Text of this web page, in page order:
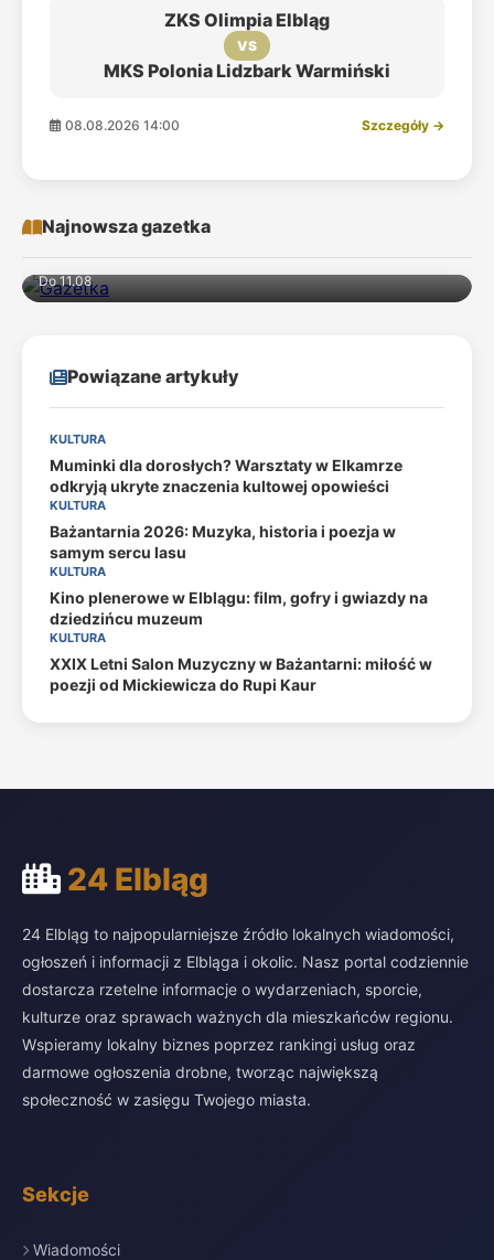
ZKS Olimpia Elbląg
VS
MKS Polonia Lidzbark Warmiński
08.08.2026 14:00 Szczegóły →
Najnowsza gazetka
Do 11.08
Powiązane artykuły
KULTURA
Muminki dla dorosłych? Warsztaty w Elkamrze
odkryją ukryte znaczenia kultowej opowieści
KULTURA
Bażantarnia 2026: Muzyka, historia i poezja w
samym sercu lasu
KULTURA
Kino plenerowe w Elblągu: film, gofry i gwiazdy na
dziedzińcu muzeum
KULTURA
XXIX Letni Salon Muzyczny w Bażantarni: miłość w
poezji od Mickiewicza do Rupi Kaur
24 Elbląg
24 Elbląg to najpopularniejsze źródło lokalnych wiadomości,
ogłoszeń i informacji z Elbląga i okolic. Nasz portal codziennie
dostarcza rzetelne informacje o wydarzeniach, sporcie,
kulturze oraz sprawach ważnych dla mieszkańców regionu.
Wspieramy lokalny biznes poprzez rankingi usług oraz
darmowe ogłoszenia drobne, tworząc największą
społeczność w zasięgu Twojego miasta.
Sekcje
Wiadomości